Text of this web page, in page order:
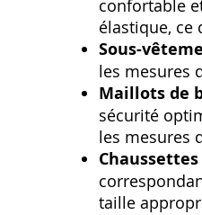
confortable
élastique‚
Sous-
les mesures
Maillots de
sécurité
les mesures
taille